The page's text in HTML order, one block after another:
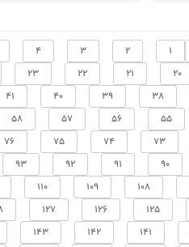
1
2
3
4
20
21
22
23
38
39
40
41
55
56
57
58
73
74
75
76
90
91
92
93
108
109
110
125
126
127
141
142
143